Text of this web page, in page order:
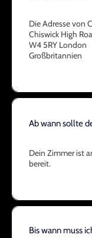
Die Adresse von
Chiswick High
W4 5RY London
Großbritannien
Ab wann sollte
Dein Zimmer ist
bereit.
Bis wann muss